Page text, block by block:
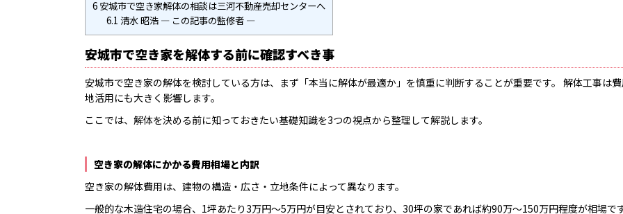
6 安城市で空き家解体の相談は三河不動産売却センターへ
6.1 清水 昭浩 ― この記事の監修者 ―
安城市で空き家を解体する前に確認すべき事
安城市で空き家の解体を検討している方は、まず「本当に解体が最適か」を慎重に判断することが重要です。 解体工事は
地活用にも大きく影響します。
ここでは、解体を決める前に知っておきたい基礎知識を3つの視点から整理して解説します。
空き家の解体にかかる費用相場と内訳
空き家の解体費用は、建物の構造・広さ・立地条件によって異なります。
一般的な木造住宅の場合、1坪あたり3万円〜5万円が目安とされており、30坪の家であれば約90万〜150万円程度が相場で